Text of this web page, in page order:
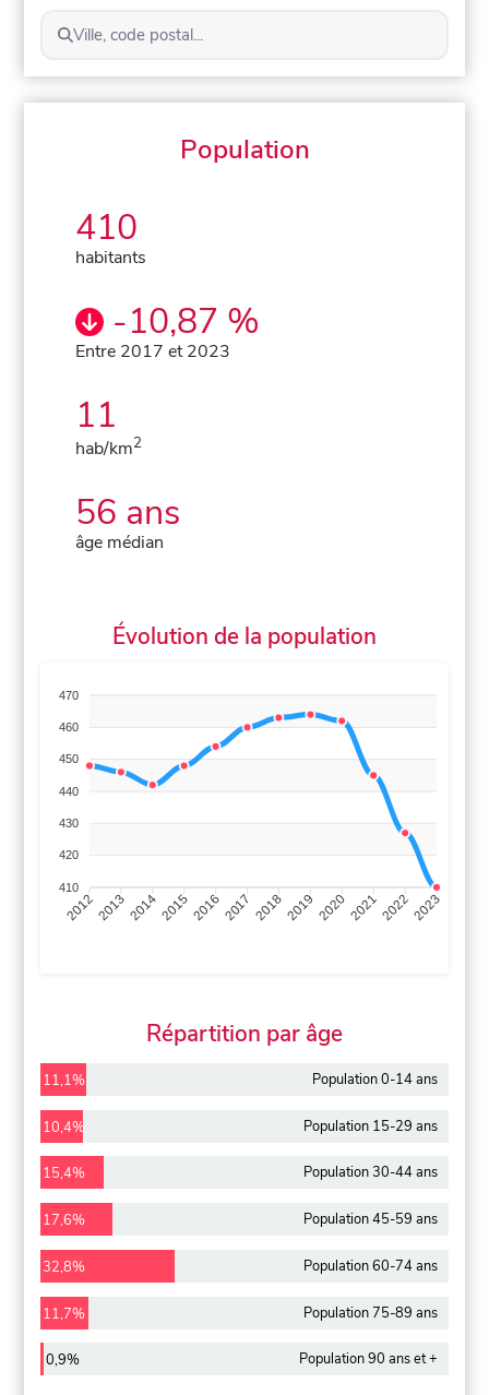
Ville, code postal...
Population
410
habitants
-10,87 %
Entre 2017 et 2023
11
hab/km2
56 ans
âge médian
Évolution de la population
470
460
450
440
430
420
410
201220132014201520162017 20182019 2020202120222023
Répartition par âge
11,1% Population 0-14 ans
10,4% Population 15-29 ans
15,4% Population 30-44 ans
17,6% Population 45-59 ans
32,8% Population 60-74 ans
11,7% Population 75-89 ans
0,9% Population 90 ans et +